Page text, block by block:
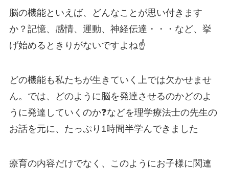
脳の機能といえば、どんなことが思い付きます
か？記憶、感情、運動、神経伝達・・・など、挙
げ始めるときりがないですよね☝️
どの機能も私たちが生きていく上では欠かせませ
ん。では、どのように脳を発達させるのかどのよ
うに発達していくのか❓️などを理学療法士の先生の
お話を元に、たっぷり1時間半学んできました
療育の内容だけでなく、このようにお子様に関連